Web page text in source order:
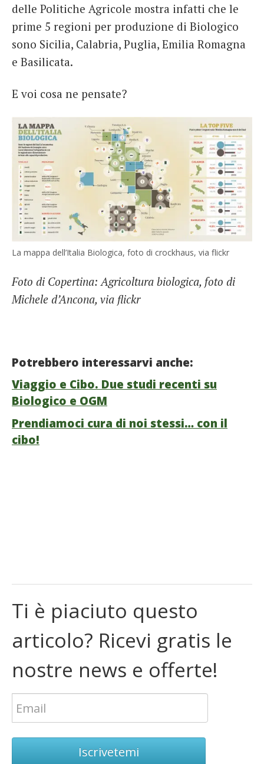
delle Politiche Agricole mostra infatti che le
prime 5 regioni per produzione di Biologico
sono Sicilia, Calabria, Puglia, Emilia Romagna
e Basilicata.
E voi cosa ne pensate?
La mappa dell’Italia Biologica, foto di crockhaus, via flickr
Foto di Copertina: Agricoltura biologica, foto di
Michele d’Ancona, via flickr
Potrebbero interessarvi anche:
Viaggio e Cibo. Due studi recenti su
Biologico e OGM
Prendiamoci cura di noi stessi… con il
cibo!
Ti è piaciuto questo
articolo? Ricevi gratis le
nostre news e offerte!
Iscrivetemi